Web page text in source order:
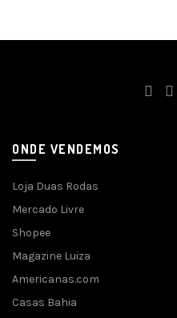
ONDE VENDEMOS
Loja Duas Rodas
Mercado Livre
Shopee
Magazine Luiza
Americanas.com
Casas Bahia